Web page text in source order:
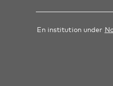
En institution under